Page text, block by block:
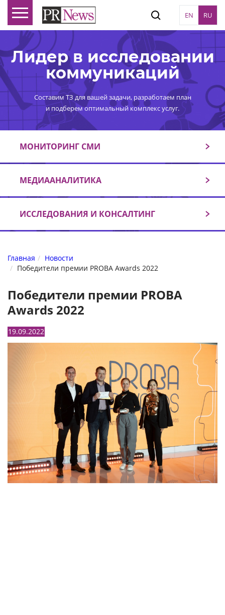
EN RU
Лидер в исследовании
коммуникаций
Составим ТЗ для вашей задачи, разработаем план
и подберем оптимальный комплекс услуг.
МОНИТОРИНГ СМИ
МЕДИААНАЛИТИКА
ИССЛЕДОВАНИЯ И КОНСАЛТИНГ
Главная
Новости
Победители премии PROBA Awards 2022
Победители премии PROBA
Awards 2022
19.09.2022